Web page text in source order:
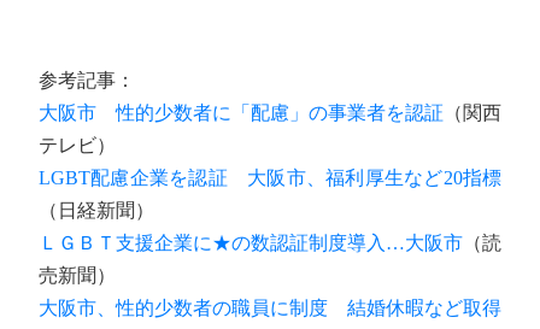
参考記事：
大阪市 性的少数者に「配慮」の事業者を認証 （関西
テレビ）
LGBT配慮企業を認証 大阪市、福利厚生など20指標
（日経新聞）
ＬＧＢＴ支援企業に★の数認証制度導入…大阪市 （読
売新聞）
大阪市、性的少数者の職員に制度 結婚休暇など取得